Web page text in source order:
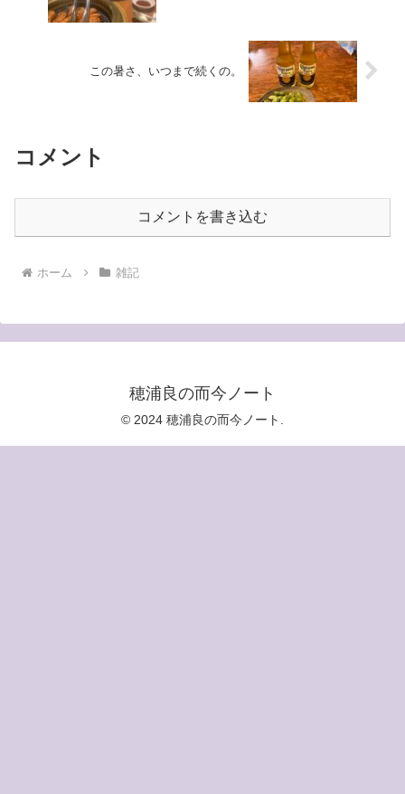
この暑さ、いつまで続くの。
コメント
コメントを書き込む
ホーム 雑記
穂浦良の而今ノート
© 2024 穂浦良の而今ノート.